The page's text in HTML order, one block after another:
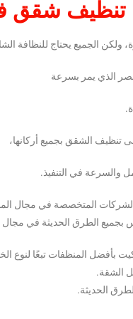
تنظيف شقق
الجميع يحتاج للنظافة
الذي يمر بسرعة
الشقق بجميع أركانها،
والسرعة في التنفيذ.
الشركات المتخصصة في مجال
الطرق الحديثة في مجال
المنظفات تبعًا لنوع
الشقة.
الحديثة.